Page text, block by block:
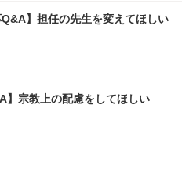
Q&A】担任の先生を変えてほしい
】宗教上の配慮をしてほしい